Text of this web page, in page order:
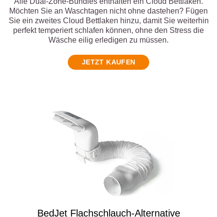
Konnektivität
WLAN und Bluetooth integriert,
kann über die Fernbedienung
deaktiviert werden. Fernbedienung
im Lieferumfang enthalten –
Sicherheitszertifizierung
CE-zertifiziert für den Einsatz im
Düse, 2 × Verstellbare Halterung, 1
× Dual Zone Cloud Sheet (gewählte
Größe), 2 × Bedienungsanleitung
Möchten Sie an Waschtagen nicht ohne dastehen? Fügen
Sie ein zweites Cloud Bettlaken hinzu, damit Sie weiterhin
perfekt temperiert schlafen können, ohne den Stress die
Wäsche eilig erledigen zu müssen.
JETZT KAUFEN
BedJet Flachschlauch-Alternative